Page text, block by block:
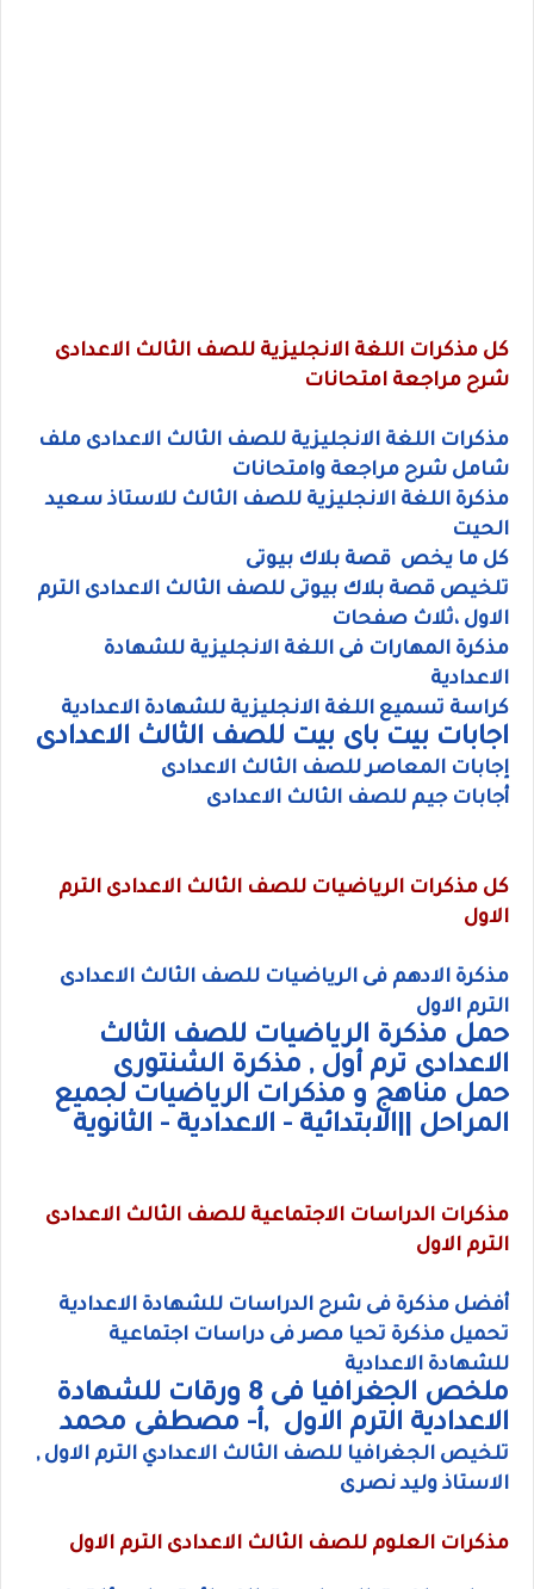
كل مذكرات اللغة الانجليزية للصف الثالث الاعدادى
شرح مراجعة امتحانات
مذكرات اللغة الانجليزية للصف الثالث الاعدادى ملف
شامل شرح مراجعة وامتحانات
مذكرة اللغة الانجليزية للصف الثالث للاستاذ سعيد
الحيت
كل ما يخص قصة بلاك بيوتى
تلخيص قصة بلاك بيوتى للصف الثالث الاعدادى الترم
الاول ،ثلاث صفحات
مذكرة المهارات فى اللغة الانجليزية للشهادة
الاعدادية
كراسة تسميع اللغة الانجليزية للشهادة الاعدادية
اجابات بيت باى بيت للصف الثالث الاعدادى
إجابات المعاصر للصف الثالث الاعدادى
أجابات جيم للصف الثالث الاعدادى
كل مذكرات الرياضيات للصف الثالث الاعدادى الترم
الاول
مذكرة الادهم فى الرياضيات للصف الثالث الاعدادى
الترم الاول
حمل مذكرة الرياضيات للصف الثالث
الاعدادى ترم أول , مذكرة الشنتورى
حمل مناهج و مذكرات الرياضيات لجميع
المراحل ||الابتدائية - الاعدادية - الثانوية
مذكرات الدراسات الاجتماعية للصف الثالث الاعدادى
الترم الاول
أفضل مذكرة فى شرح الدراسات للشهادة الاعدادية
تحميل مذكرة تحيا مصر فى دراسات اجتماعية
للشهادة الاعدادية
ملخص الجغرافيا فى 8 ورقات للشهادة
الاعدادية الترم الاول ,أ- مصطفى محمد
تلخيص الجغرافيا للصف الثالث الاعدادي الترم الاول ,
الاستاذ وليد نصرى
مذكرات العلوم للصف الثالث الاعدادى الترم الاول